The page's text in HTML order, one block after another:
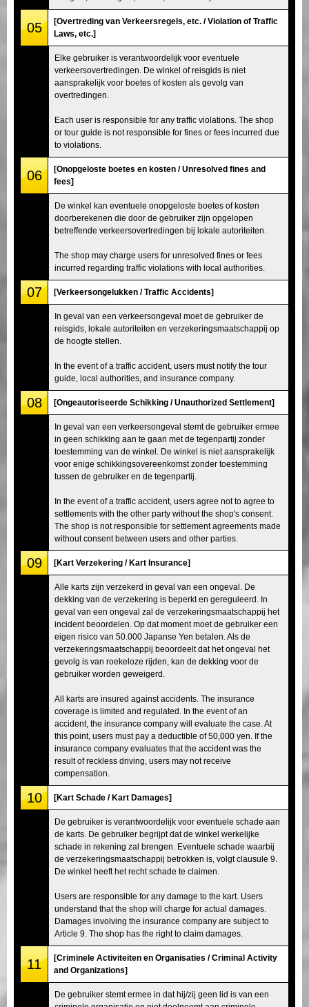
05
[Overtreding van Verkeersregels, etc. / Violation of Traffic
Laws, etc.]
Elke gebruiker is verantwoordelijk voor eventuele
verkeersovertredingen. De winkel of reisgids is niet
aansprakelijk voor boetes of kosten als gevolg van
overtredingen.
Each user is responsible for any traffic violations. The shop
or tour guide is not responsible for fines or fees incurred due
to violations.
06
[Onopgeloste boetes en kosten / Unresolved fines and
fees]
De winkel kan eventuele onopgeloste boetes of kosten
doorberekenen die door de gebruiker zijn opgelopen
betreffende verkeersovertredingen bij lokale autoriteiten.
The shop may charge users for unresolved fines or fees
incurred regarding traffic violations with local authorities.
07 [Verkeersongelukken / Traffic Accidents]
In geval van een verkeersongeval moet de gebruiker de
reisgids, lokale autoriteiten en verzekeringsmaatschappij op
de hoogte stellen.
In the event of a traffic accident, users must notify the tour
guide, local authorities, and insurance company.
08 [Ongeautoriseerde Schikking / Unauthorized Settlement]
In geval van een verkeersongeval stemt de gebruiker ermee
in geen schikking aan te gaan met de tegenpartij zonder
toestemming van de winkel. De winkel is niet aansprakelijk
voor enige schikkingsovereenkomst zonder toestemming
tussen de gebruiker en de tegenpartij.
In the event of a traffic accident, users agree not to agree to
settlements with the other party without the shop's consent.
The shop is not responsible for settlement agreements made
without consent between users and other parties.
09 [Kart Verzekering / Kart Insurance]
Alle karts zijn verzekerd in geval van een ongeval. De
dekking van de verzekering is beperkt en gereguleerd. In
geval van een ongeval zal de verzekeringsmaatschappij het
incident beoordelen. Op dat moment moet de gebruiker een
eigen risico van 50.000 Japanse Yen betalen. Als de
verzekeringsmaatschappij beoordeelt dat het ongeval het
gevolg is van roekeloze rijden, kan de dekking voor de
gebruiker worden geweigerd.
All karts are insured against accidents. The insurance
coverage is limited and regulated. In the event of an
accident, the insurance company will evaluate the case. At
this point, users must pay a deductible of 50,000 yen. If the
insurance company evaluates that the accident was the
result of reckless driving, users may not receive
compensation.
10 [Kart Schade / Kart Damages]
De gebruiker is verantwoordelijk voor eventuele schade aan
de karts. De gebruiker begrijpt dat de winkel werkelijke
schade in rekening zal brengen. Eventuele schade waarbij
de verzekeringsmaatschappij betrokken is, volgt clausule 9.
De winkel heeft het recht schade te claimen.
Users are responsible for any damage to the kart. Users
understand that the shop will charge for actual damages.
Damages involving the insurance company are subject to
Article 9. The shop has the right to claim damages.
11
[Criminele Activiteiten en Organisaties / Criminal Activity
and Organizations]
De gebruiker stemt ermee in dat hij/zij geen lid is van een